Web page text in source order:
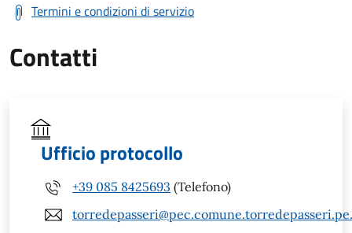
Termini e condizioni di servizio
Contatti
Ufficio protocollo
+39 085 8425693 (Telefono)